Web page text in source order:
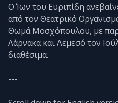
Ο Ίων του Ευριπίδη
από τον Θεατρικό
Θωμά Μοσχόπουλου, με
Λάρνακα και Λεμεσό τον
διαθέσιμα.
---